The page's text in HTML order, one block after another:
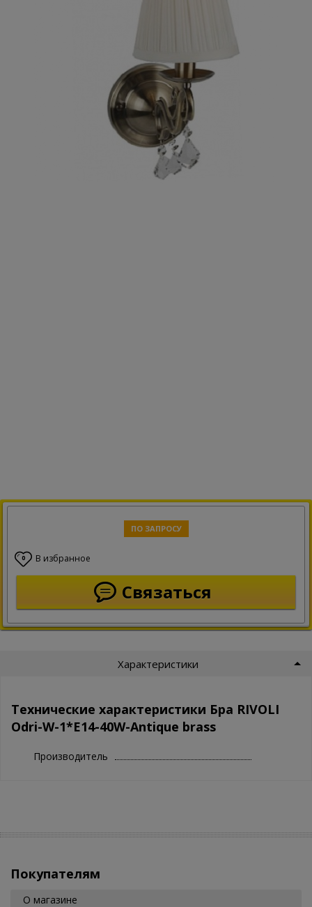
ПО ЗАПРОСУ
0 В избранное
Связаться
Характеристики
Технические характеристики Бра RIVOLI
Odri-W-1*E14-40W-Antique brass
Производитель
Покупателям
О магазине